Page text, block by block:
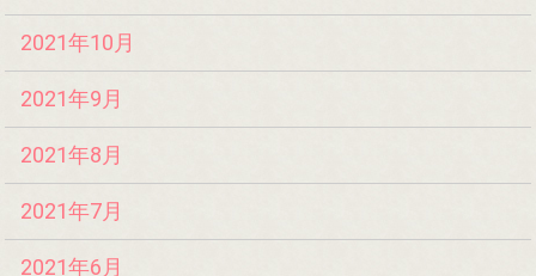
2021年10月
2021年9月
2021年8月
2021年7月
2021年6月